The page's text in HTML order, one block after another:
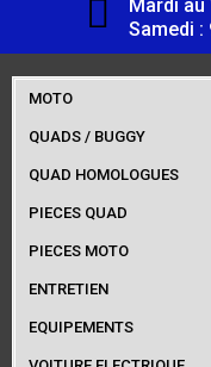
Mardi au
Samedi :
MOTO
QUADS / BUGGY
QUAD HOMOLOGUES
PIECES QUAD
PIECES MOTO
ENTRETIEN
EQUIPEMENTS